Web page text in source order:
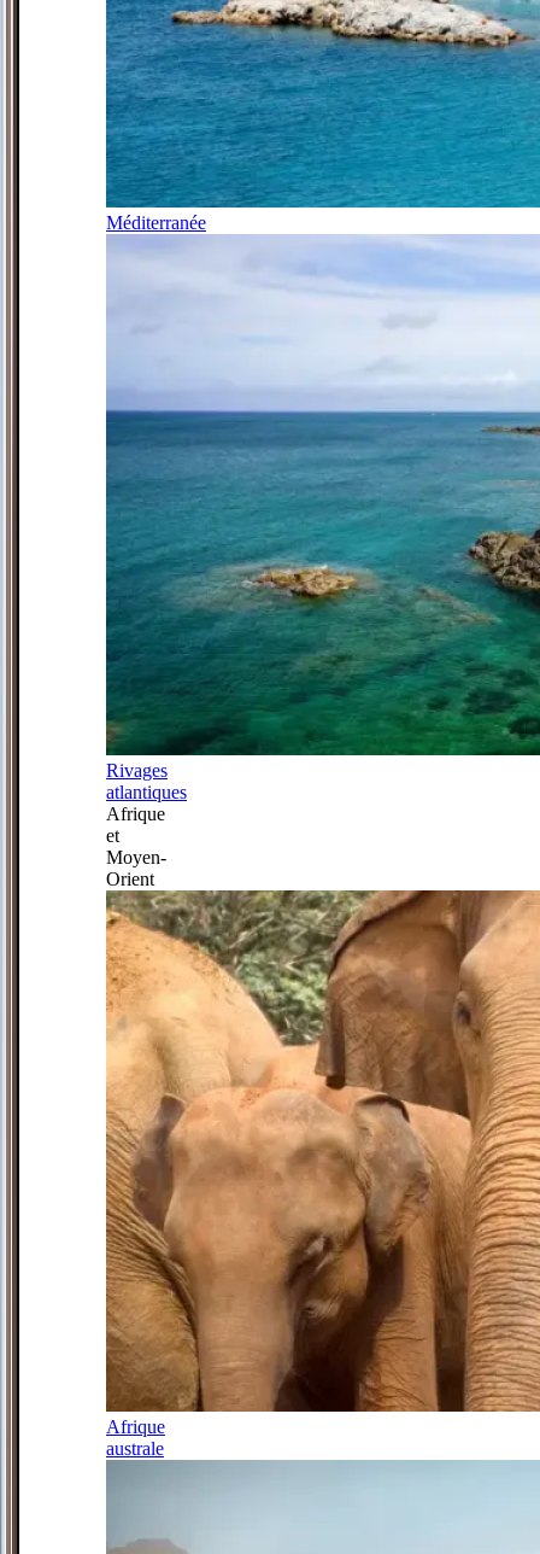
Méditerranée
Rivages
atlantiques
Afrique
et
Moyen-
Orient
Afrique
australe